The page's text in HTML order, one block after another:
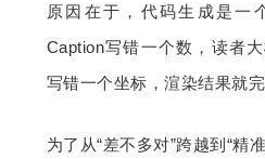
原因在于，代码生成是一
Caption写错一个数，读者
写错一个坐标，渲染结果就完
为了从“差不多对”跨越到“精